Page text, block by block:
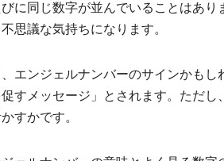
に同じ数字が並んでいることはあ
思議な気持ちになります。
エンジェルナンバーのサインかも
すメッセージ」とされます。ただし
すかです。